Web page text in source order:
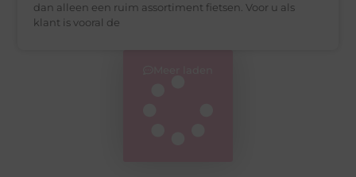
dan alleen een ruim assortiment fietsen. Voor u als
klant is vooral de